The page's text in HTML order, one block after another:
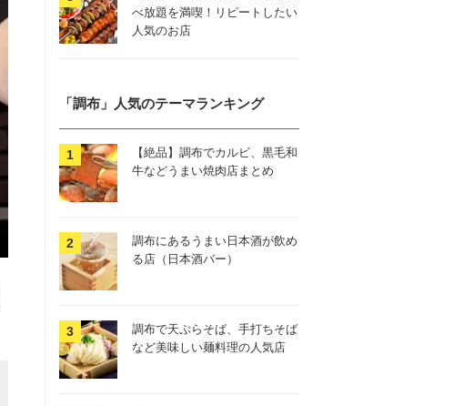
べ放題を満喫！リピートしたい
人気のお店
「調布」人気のテーマランキング
【絶品】調布でカルビ、黒毛和
牛などうまい焼肉店まとめ
調布にあるうまい日本酒が飲め
る店（日本酒バー）
調布で天ぷらそば、手打ちそば
など美味しい麺料理の人気店